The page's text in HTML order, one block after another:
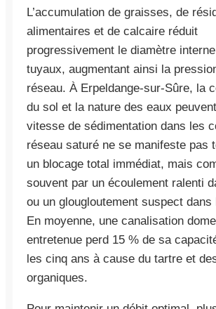
L’accumulation de graisses, de
alimentaires et de calcaire réduit
progressivement le diamètre
tuyaux, augmentant ainsi la
réseau. À Erpeldange-sur-Sûre, la
du sol et la nature des eaux
vitesse de sédimentation dans les
réseau saturé ne se manifeste pas
un blocage total immédiat, mais
souvent par un écoulement ralenti
ou un glougloutement suspect dans
En moyenne, une canalisation
entretenue perd 15 % de sa
les cinq ans à cause du tartre et
organiques.